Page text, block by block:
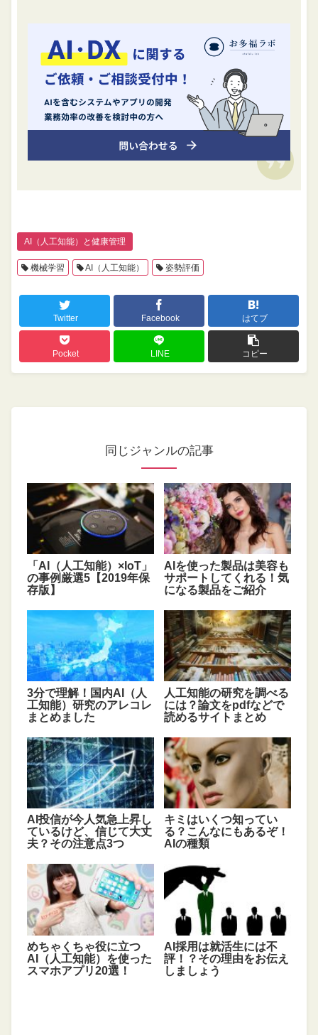
AI（人工知能）と健康管理
機械学習 AI（人工知能） 姿勢評価
Twitter Facebook はてブ
Pocket LINE コピー
同じジャンルの記事
「AI（人工知能）×IoT」
の事例厳選5【2019年保
存版】
AIを使った製品は美容も
サポートしてくれる！気
になる製品をご紹介
3分で理解！国内AI（人
工知能）研究のアレコレ
まとめました
人工知能の研究を調べる
には？論文をpdfなどで
読めるサイトまとめ
AI投信が今人気急上昇し
ているけど、信じて大丈
夫？その注意点3つ
キミはいくつ知ってい
る？こんなにもあるぞ！
AIの種類
めちゃくちゃ役に立つ
AI（人工知能）を使った
スマホアプリ20選！
AI採用は就活生には不
評！？その理由をお伝え
しましょう